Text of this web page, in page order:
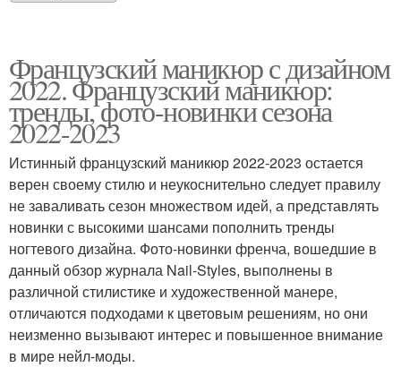
Французский маникюр с дизайном
2022. Французский маникюр:
тренды, фото-новинки сезона
2022-2023
Истинный французский маникюр 2022-2023 остается
верен своему стилю и неукоснительно следует правилу
не заваливать сезон множеством идей, а представлять
новинки с высокими шансами пополнить тренды
ногтевого дизайна. Фото-новинки френча, вошедшие в
данный обзор журнала Nail-Styles, выполнены в
различной стилистике и художественной манере,
отличаются подходами к цветовым решениям, но они
неизменно вызывают интерес и повышенное внимание
в мире нейл-моды.